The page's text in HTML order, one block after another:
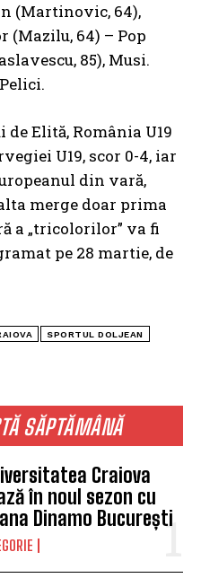
SĂPTĂMÂNĂ
Craiova
în noul sezon cu
Dinamo București
(Martinovic, 64),
(Mazilu, 64) – Pop
85), Musi.
Elită, România U19
U19, scor 0-4, iar
din vară,
merge doar prima
a „tricolorilor” va fi
pe 28 martie, de
SPORTUL DOLJEAN